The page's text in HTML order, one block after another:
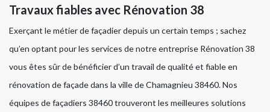
Travaux fiables avec Rénovation 38
Exerçant le métier de façadier depuis un certain temps ; sachez
qu’en optant pour les services de notre entreprise Rénovation 38
vous êtes sûr de bénéficier d’un travail de qualité et fiable en
rénovation de façade dans la ville de Chamagnieu 38460. Nos
équipes de façadiers 38460 trouveront les meilleures solutions